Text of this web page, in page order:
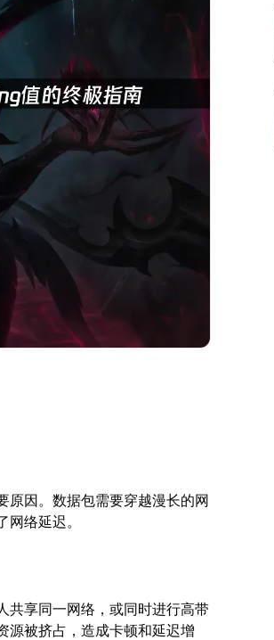
原因。数据包需要穿越漫长的网
络延迟。
共享同一网络，或同时进行高带
源被挤占，造成卡顿和延迟增